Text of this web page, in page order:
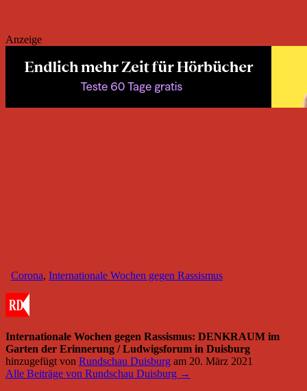
Anzeige
Corona, Internationale Wochen gegen Rassismus
Internationale Wochen gegen Rassismus: DENKRAUM im
Garten der Erinnerung / Ludwigsforum in Duisburg
hinzugefügt von Rundschau Duisburg am 20. März 2021
Alle Beiträge von Rundschau Duisburg →